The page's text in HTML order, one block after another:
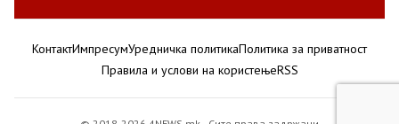
КонтактИмпресумУредничка политикаПолитика за приватност
Правила и услови на користењеRSS